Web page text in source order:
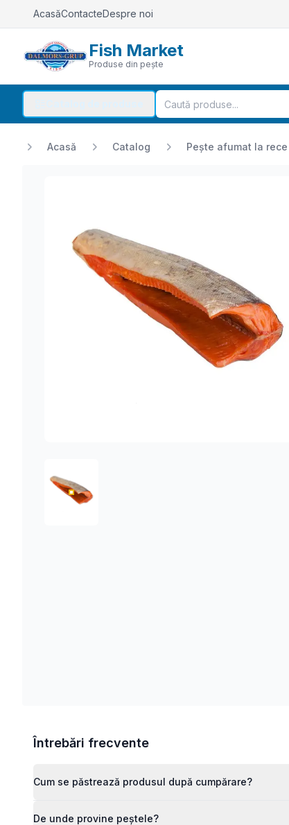
AcasăContacteDespre noi
Fish Market
Produse din pește
Acasă Catalog Pește afumat la rece
1757018252739-
Întrebări frecvente
Cum se păstrează produsul după cumpărare?
De unde provine peștele?